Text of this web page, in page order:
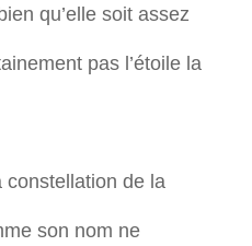
qu’elle soit assez
pas l’étoile la
constellation de la
son nom ne